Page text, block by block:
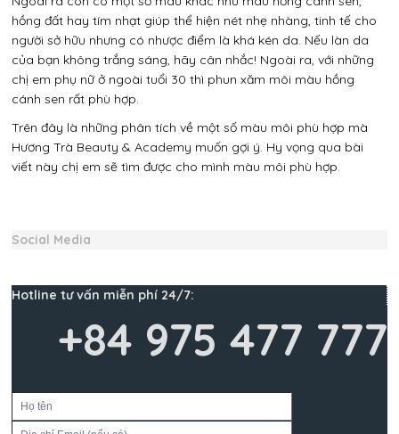
hồng đất hay tím nhạt giúp thể hiện nét nhẹ nhàng, tinh tế cho
người sở hữu nhưng có nhược điểm là khá kén da. Nếu làn da
của bạn không trắng sáng, hãy cân nhắc! Ngoài ra, với những
chị em phụ nữ ở ngoài tuổi 30 thì phun xăm môi màu hồng
cánh sen rất phù hợp.
Trên đây là những phân tích về một số màu môi phù hợp mà
Hương Trà Beauty & Academy muốn gợi ý. Hy vọng qua bài
viết này chị em sẽ tìm được cho mình màu môi phù hợp.
Social Media
Hotline tư vấn miễn phí 24/7:
+84 975 477 777